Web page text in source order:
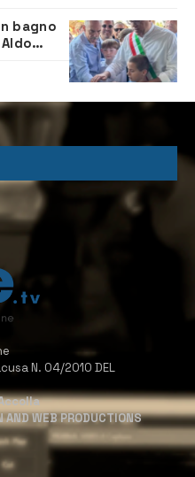
bagno
N. 04/2010 DEL
AND WEB PRODUCTIONS